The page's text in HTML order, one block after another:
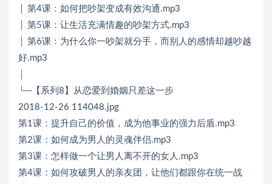
│ 第4课：如何把吵架变成有效沟通.mp3
│ 第5课：让生活充满情趣的吵架方式.mp3
│ 第6课：为什么你一吵架就分手，而别人的感情却越吵越
好.mp3
└─【系列8】从恋爱到婚姻只差这一步
2018-12-26 114048.jpg
第1课：提升自己的价值，成为他事业的强力后盾.mp3
第2课：如何成为男人的灵魂伴侣.mp3
第3课：怎样做一个让男人离不开的女人.mp3
第4课：如何攻破男人的亲友团，让他们都跟你在统一战